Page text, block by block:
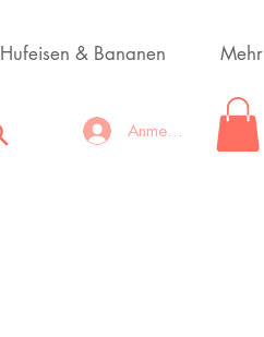
Hufeisen & Bananen Mehr
Anmelden